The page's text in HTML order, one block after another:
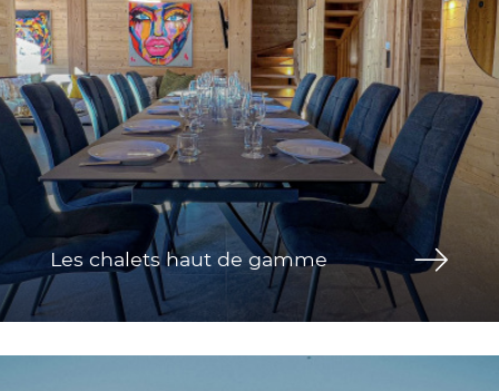
Les chalets haut de gamme